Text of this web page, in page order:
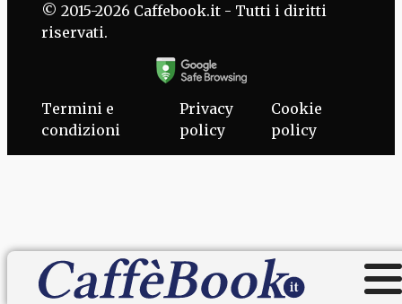
© 2015-2026 Caffebook.it - Tutti i diritti
riservati.
Termini e
condizioni
Privacy
policy
Cookie
policy